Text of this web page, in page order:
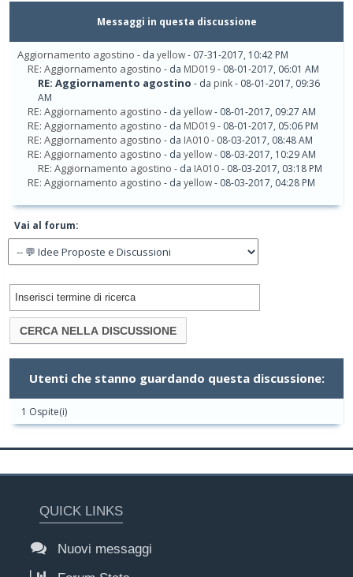
Messaggi in questa discussione
Aggiornamento agostino - da yellow- 07-31-2017, 10:42 PM
RE: Aggiornamento agostino - da MD019- 08-01-2017, 06:01 AM
RE: Aggiornamento agostino - da pink- 08-01-2017, 09:36
AM
RE: Aggiornamento agostino - da yellow- 08-01-2017, 09:27 AM
RE: Aggiornamento agostino - da MD019- 08-01-2017, 05:06 PM
RE: Aggiornamento agostino - da IA010- 08-03-2017, 08:48 AM
RE: Aggiornamento agostino - da yellow- 08-03-2017, 10:29 AM
RE: Aggiornamento agostino - da IA010- 08-03-2017, 03:18 PM
RE: Aggiornamento agostino - da yellow- 08-03-2017, 04:28 PM
Vai al forum:
Utenti che stanno guardando questa discussione:
1 Ospite(i)
QUICK LINKS
Nuovi messaggi